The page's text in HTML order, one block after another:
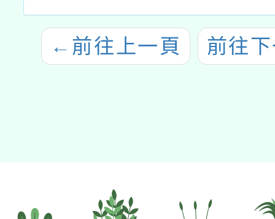
← 前往上一頁 前往